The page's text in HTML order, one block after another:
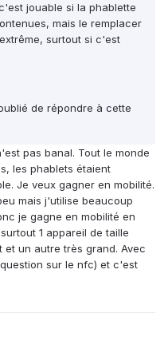
jouable si la phablette
mais le remplacer
surtout si c'est
de répondre à cette
pas banal. Tout le monde
les phablets étaient
Je veux gagner en mobilité.
mais j'utilise beaucoup
je gagne en mobilité en
1 appareil de taille
un autre très grand. Avec
sur le nfc) et c'est